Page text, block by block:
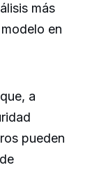
más
en
a
pueden